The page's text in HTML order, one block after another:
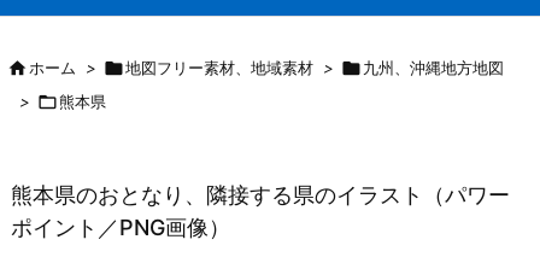


ホーム > 地図フリー素材、地域素材 > 九州、沖縄地方地図
> 熊本県
熊本県のおとなり、隣接する県のイラスト（パワー
ポイント／PNG画像）